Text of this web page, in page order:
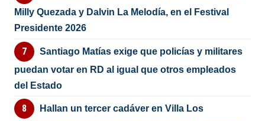
Milly Quezada y Dalvin La Melodía, en el Festival
Presidente 2026
Santiago Matías exige que policías y militares
puedan votar en RD al igual que otros empleados
del Estado
Hallan un tercer cadáver en Villa Los